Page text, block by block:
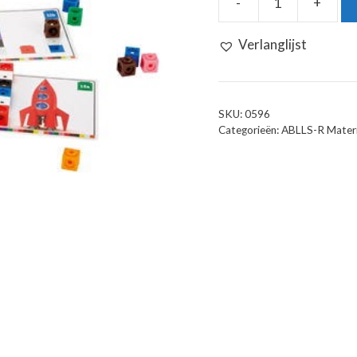
Wiskunde
Activiteiten
Verlanglijst
SKU:0596
Categorieën:ABLLS-R